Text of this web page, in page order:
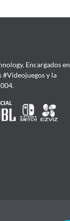
Encargados en
y la